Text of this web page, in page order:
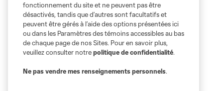
fonctionnement du site et ne peuvent pas être
désactivés, tandis que d’autres sont facultatifs et
peuvent être gérés à l’aide des options présentées ici
ou dans les Paramètres des témoins accessibles au bas
de chaque page de nos Sites. Pour en savoir plus,
veuillez consulter notrepolitique de confidentialité.
Ne pas vendre mes renseignements personnels.